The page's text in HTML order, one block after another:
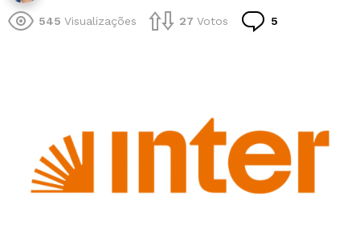
545 Visualizações 27 Votos 5